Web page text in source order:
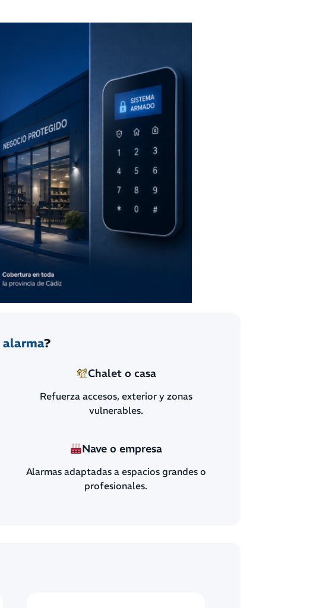
alarma?
Chalet o casa
Refuerza accesos, exterior y zonas
vulnerables.
Nave o empresa
Alarmas adaptadas a espacios grandes o
profesionales.